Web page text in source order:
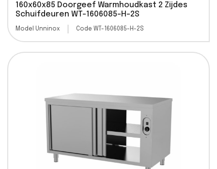
160x60x85 Doorgeef Warmhoudkast 2 Zijdes
Schuifdeuren WT-1606085-H-2S
Model Unninox Code WT-1606085-H-2S